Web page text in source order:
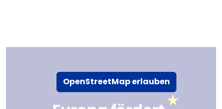
OpenStreetMap erlauben